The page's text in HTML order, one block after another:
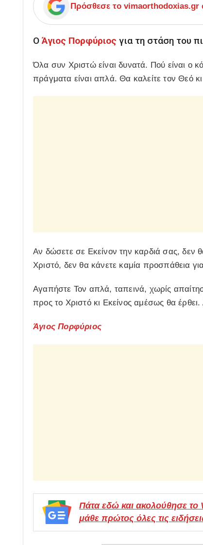
Πρόσθεσε το vimaorthodoxias.gr
Ο Άγιος Πορφύριος για τη στάση του
Όλα συν Χριστώ είναι δυνατά. Πού είναι ο
πράγματα είναι απλά. Θα καλείτε τον Θεό
Αν δώσετε σε Εκείνον την καρδιά σας, δεν
Χριστό, δεν θα κάνετε καμία προσπάθεια
Αγαπήστε Τον απλά, ταπεινά, χωρίς
προς το Χριστό κι Εκείνος αμέσως θα
Άγιος Πορφύριος
Πάτα εδώ και ακολούθησε το
μάθε πρώτος όλες τις